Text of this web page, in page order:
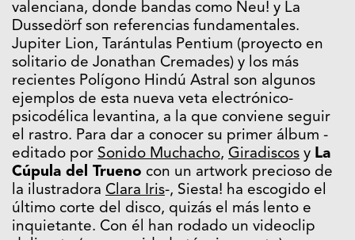
valenciana, donde bandas como Neu! y La
Dussedörf son referencias fundamentales.
Jupiter Lion, Tarántulas Pentium (proyecto en
solitario de Jonathan Cremades) y los más
recientes Polígono Hindú Astral son algunos
ejemplos de esta nueva veta electrónico-
psicodélica levantina, a la que conviene seguir
el rastro. Para dar a conocer su primer álbum -
editado por Sonido Muchacho, Giradiscos y La
Cúpula del Trueno con un artwork precioso de
la ilustradora Clara Iris-, Siesta! ha escogido el
último corte del disco, quizás el más lento e
inquietante. Con él han rodado un videoclip